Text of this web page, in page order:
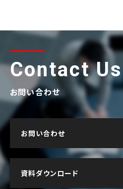
Contact Us
お問い合わせ
お問い合わせ
資料ダウンロード